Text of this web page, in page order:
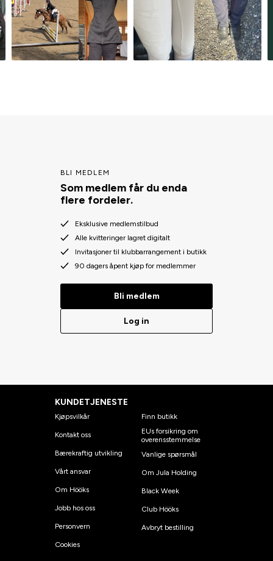
BLI MEDLEM
Som medlem får du enda
flere fordeler.
Eksklusive medlemstilbud
Alle kvitteringer lagret digitalt
Invitasjoner til klubbarrangement i butikk
90 dagers åpent kjøp for medlemmer
Bli medlem
Log in
KUNDETJENESTE
Kjøpsvilkår
Kontakt oss
Bærekraftig utvikling
Vårt ansvar
Om Hööks
Jobb hos oss
Personvern
Cookies
Finn butikk
EUs forsikring om
overensstemmelse
Vanlige spørsmål
Om Jula Holding
Black Week
Club Hööks
Avbryt bestilling